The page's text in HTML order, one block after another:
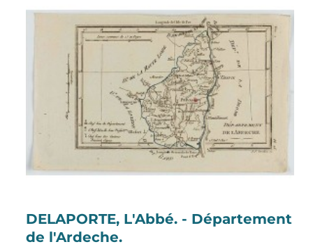
DELAPORTE, L'Abbé. - Département
de l'Ardeche.